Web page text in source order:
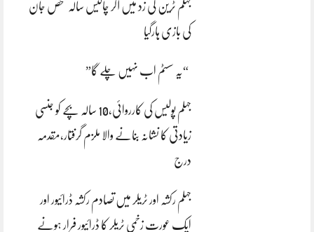
جہلم ٹرین کی زد میں آکر چالیس سالہ شخص جان
کی بازی ہارگیا
“یہ سسٹم اب نہیں چلے گا”
جہلم پولیس کی کارروائی،10 سالہ بچے کو جنسی
زیادتی کا نشانہ بنانے والا ملزم گرفتار،مقدمہ
درج
جہلم رکشہ اور ٹریلر میں تصادم رکشہ ڈرائیور اور
ایک عورت زخمی ٹریلر کا ڈرائیور فرار ہونے